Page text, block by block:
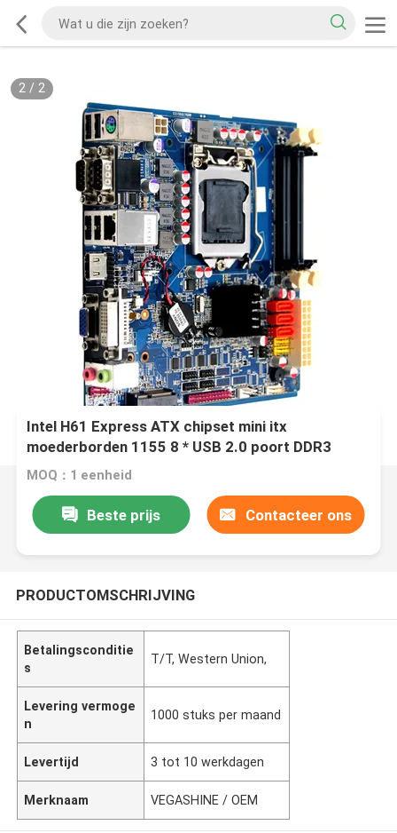
2/ 2
Intel H61 Express ATX chipset mini itx
moederborden 1155 8 * USB 2.0 poort DDR3
industriële Laptop moederborden 3 * SATA2.0
MOQ：1 eenheid
Beste prijs Contacteer ons
PRODUCTOMSCHRIJVING
Betalingsconditie
s
T/T, Western Union,
Levering vermoge
n
1000 stuks per maand
Levertijd 3 tot 10 werkdagen
Merknaam VEGASHINE / OEM